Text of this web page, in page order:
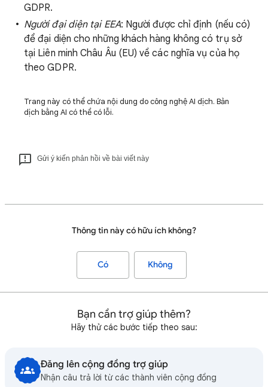
GDPR.
Người đại diện tại EEA: Người được chỉ định (nếu có)
để đại diện cho những khách hàng không có trụ sở
tại Liên minh Châu Âu (EU) về các nghĩa vụ của họ
theo GDPR.
Trang này có thể chứa nội dung do công nghệ AI dịch. Bản
dịch bằng AI có thể có lỗi.
Gửi ý kiến phản hồi về bài viết này
Thông tin này có hữu ích không?
Có Không
Bạn cần trợ giúp thêm?
Hãy thử các bước tiếp theo sau:
Đăng lên cộng đồng trợ giúp
Nhận câu trả lời từ các thành viên cộng đồng